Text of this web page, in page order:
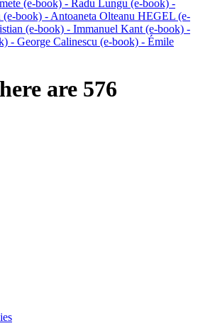
(e-book) - Radu Lungu (e-book) -
(e-book) - Antoaneta Olteanu HEGEL (e-
(e-book) - Immanuel Kant (e-book) -
- George Calinescu (e-book) - Émile
are 576